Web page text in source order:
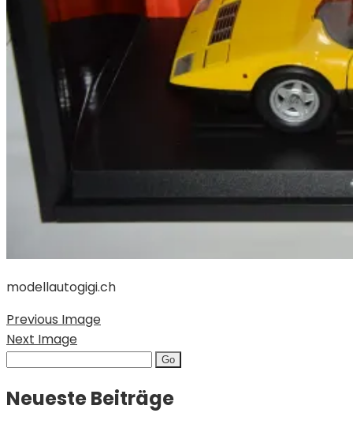
modellautogigi.ch
Previous Image
Next Image
Search
Neueste Beiträge